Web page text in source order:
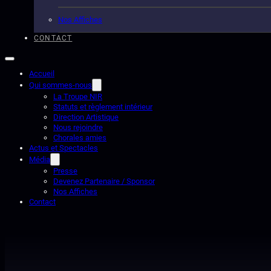
Nos Affiches
CONTACT
Accueil
Qui sommes-nous
La Troupe NIR
Statuts et règlement intérieur
Direction Artistique
Nous rejoindre
Chorales amies
Actus et Spectacles
Média
Presse
Devenez Partenaire / Sponsor
Nos Affiches
Contact